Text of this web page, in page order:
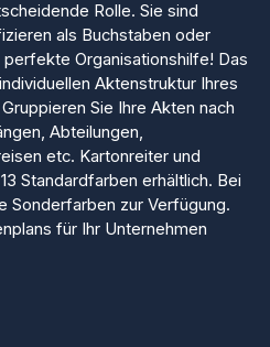
Rolle. Sie sind
als Buchstaben oder
Organisationshilfe! Das
Aktenstruktur Ihres
Sie Ihre Akten nach
Abteilungen,
etc. Kartonreiter und
Standardfarben erhältlich. Bei
Sonderfarben zur Verfügung.
für Ihr Unternehmen